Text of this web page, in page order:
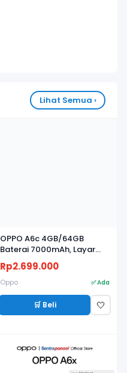
Lihat Semua ›
OPPO A6c 4GB/64GB
Baterai 7000mAh, Layar
120Hz
Rp2.699.000
Oppo ✅ Ada
🛒 Beli 🤍